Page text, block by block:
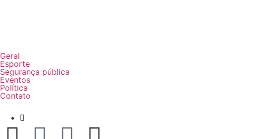
Geral
Esporte
Segurança pública
Eventos
Política
Contato